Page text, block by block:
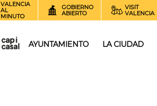
VALENCIA
AL
MINUTO
GOBIERNO
ABIERTO
VISIT
VALENCIA
AYUNTAMIENTO LA CIUDAD